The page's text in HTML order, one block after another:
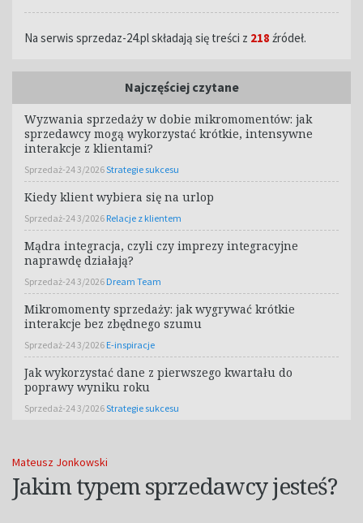
Mateusz Jonkowski
Jakim typem sprzedawcy jesteś?
Na serwis sprzedaz-24.pl składają się treści z 218 źródeł.
Najczęściej czytane
Wyzwania sprzedaży w dobie mikromomentów: jak
sprzedawcy mogą wykorzystać krótkie, intensywne
interakcje z klientami?
Sprzedaż-24 3/2026Strategie sukcesu
Kiedy klient wybiera się na urlop
Sprzedaż-24 3/2026 Relacje z klientem
Mądra integracja, czyli czy imprezy integracyjne
naprawdę działają?
Sprzedaż-24 3/2026 Dream Team
Mikromomenty sprzedaży: jak wygrywać krótkie
interakcje bez zbędnego szumu
Sprzedaż-24 3/2026 E-inspiracje
Jak wykorzystać dane z pierwszego kwartału do
poprawy wyniku roku
Sprzedaż-24 3/2026Strategie sukcesu